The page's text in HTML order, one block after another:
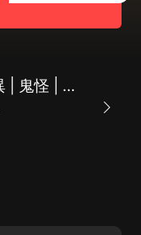
盜墓天官 | 懸疑靈異 | 鬼怪 | 摸金校尉 | 長篇